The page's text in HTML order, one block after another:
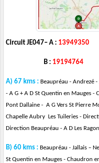
Circuit JE047– A : 13949350
B : 19194764
A) 67 kms : Beaupréau - Andrezé
- A G + A D St Quentin en Mauges -
Pont Dallaine - A G Vers St Pierre
Chapelle Aubry Les Tuileries -
Direction Beaupréau - A D Les
B) 60 kms : Beaupréau - Jallais –
St Quentin en Mauges - Chaudron